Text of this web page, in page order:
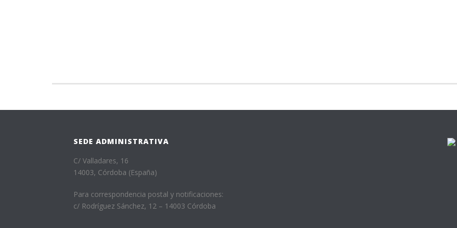
SEDE ADMINISTRATIVA
C/ Valladares, 16
14003, Córdoba (España)
Para correspondencia postal y notificaciones:
c/ Rodríguez Sánchez, 12 – 14003 Córdoba